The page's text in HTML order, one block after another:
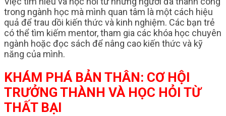
trong ngành học mà mình quan tâm là một cách hiệu
quả để trau dồi kiến thức và kinh nghiệm. Các bạn trẻ
có thể tìm kiếm mentor, tham gia các khóa học chuyên
ngành hoặc đọc sách để nâng cao kiến thức và kỹ
năng của mình.
KHÁM PHÁ BẢN THÂN: CƠ HỘI
TRƯỞNG THÀNH VÀ HỌC HỎI TỪ
THẤT BẠI